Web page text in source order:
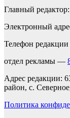
Главный
Электронный
Телефон
отдел рекламы —
Адрес редакции:
район, с.
Политика